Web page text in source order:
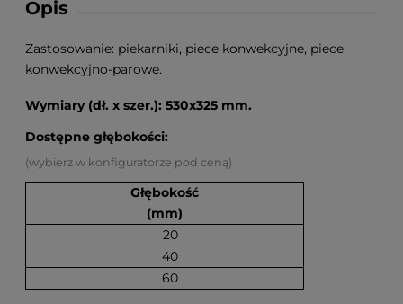
Opis
Zastosowanie: piekarniki, piece konwekcyjne, piece
konwekcyjno-parowe.
Wymiary (dł. x szer.): 530x325 mm.
Dostępne głębokości:
(wybierz w konfiguratorze pod ceną)
Głębokość
(mm)
20
40
60